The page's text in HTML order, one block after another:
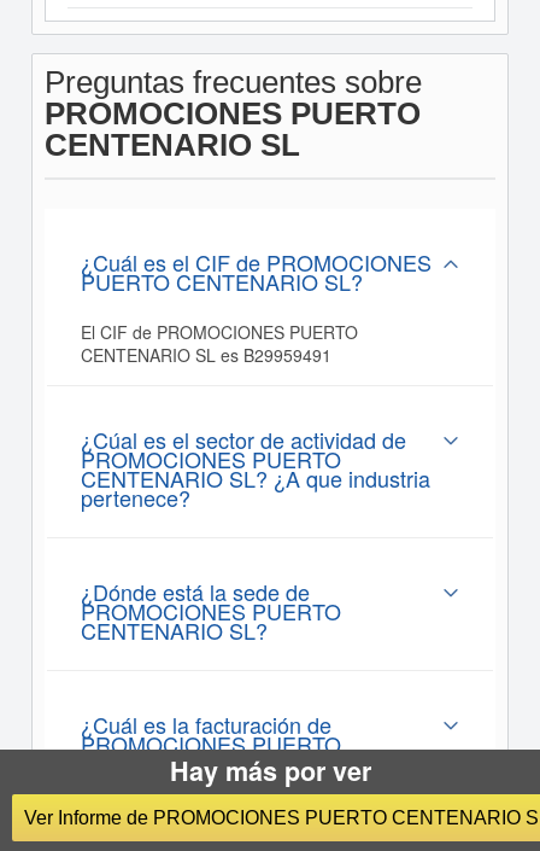
Preguntas frecuentes sobre
PROMOCIONES PUERTO
CENTENARIO SL
¿Cuál es el CIF de PROMOCIONES
PUERTO CENTENARIO SL?
El CIF de PROMOCIONES PUERTO
CENTENARIO SL es B29959491
¿Cúal es el sector de actividad de
PROMOCIONES PUERTO
CENTENARIO SL? ¿A que industria
pertenece?
¿Dónde está la sede de
PROMOCIONES PUERTO
CENTENARIO SL?
¿Cuál es la facturación de
PROMOCIONES PUERTO
CENTENARIO SL?
Hay más por ver
Ver Informe de PROMOCIONES PUERTO CENTENARIO